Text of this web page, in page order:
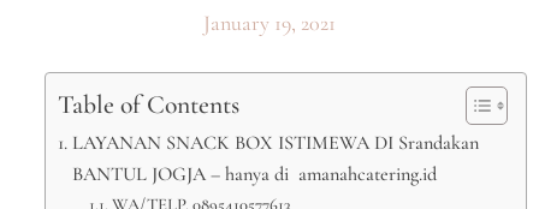
January 19, 2021
Table of Contents
LAYANAN SNACK BOX ISTIMEWA DI Srandakan
BANTUL JOGJA – hanya di amanahcatering.id
WA/TELP. 0895410577613